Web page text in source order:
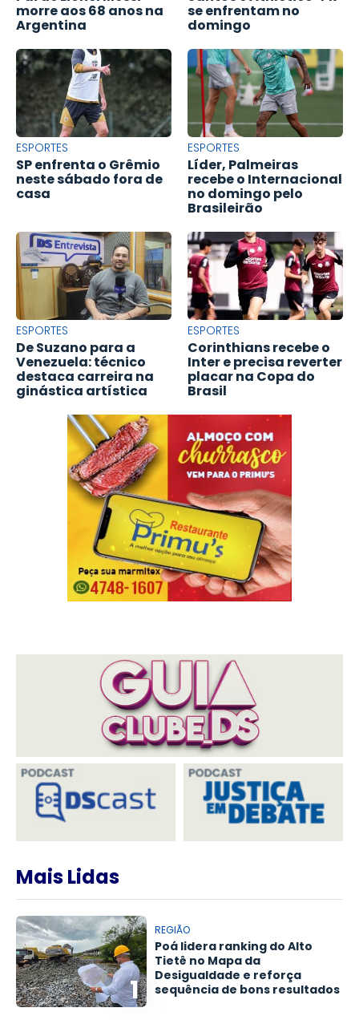
morre aos 68 anos na
Argentina
se enfrentam no
domingo
ESPORTES
SP enfrenta o Grêmio
neste sábado fora de
casa
ESPORTES
Líder, Palmeiras
recebe o Internacional
no domingo pelo
Brasileirão
ESPORTES
De Suzano para a
Venezuela: técnico
destaca carreira na
ginástica artística
ESPORTES
Corinthians recebe o
Inter e precisa reverter
placar na Copa do
Brasil
Mais Lidas
1
REGIÃO
Poá lidera ranking do Alto
Tietê no Mapa da
Desigualdade e reforça
sequência de bons resultados